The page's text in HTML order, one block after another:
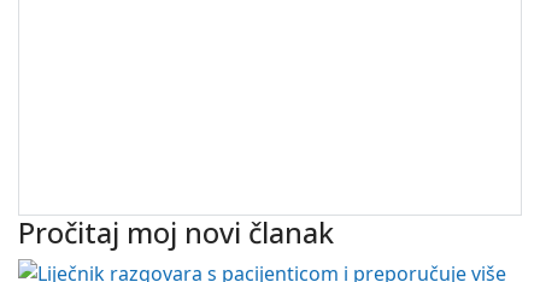
Pročitaj moj novi članak